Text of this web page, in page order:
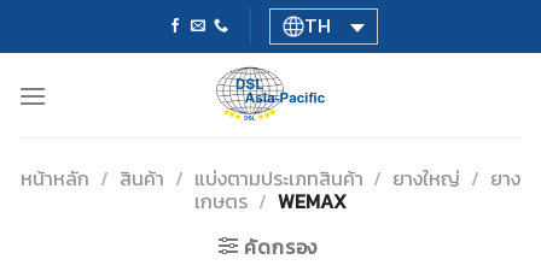
TH
หน้าหลัก / สินค้า / แบ่งตามประเภทสินค้า / ยางใหญ่ / ยาง
เกษตร / WEMAX
คัดกรอง